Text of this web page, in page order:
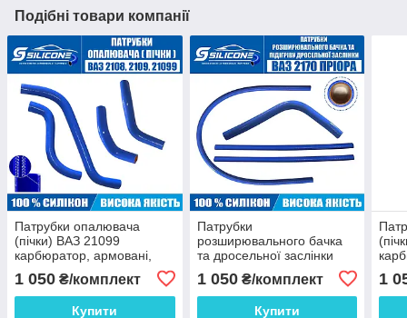
Подібні товари компанії
Патрубки опалювача
(пічки) ВАЗ 21099
карбюратор, армовані,
синій силікон (комплект 4
шт)
1 050 ₴/комплект
Купити
Патрубки
розширювального бачка
та дросельної заслінки
ВАЗ 2171 Пріора армовані
(комплект 4 шт.) синій
силікон
1 050₴/комплект
Купити
шт)
1